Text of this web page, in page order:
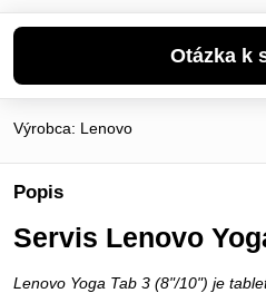
Výrobca: Lenovo
Popis
Servis Lenovo
Lenovo Yoga Tab 3 (8"/10") je